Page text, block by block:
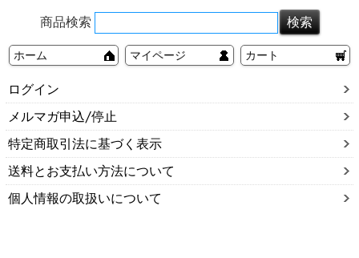
可愛い ネコポスOK キャプ
ティブビーズリング (ロー
ル ネコポスOKサーキュラ
1
商品検索
ホーム マイページ カート
ログイン